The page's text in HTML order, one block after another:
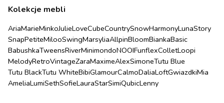
Kolekcje mebli
AriaMarieMinkoJulieLoveCubeCountrySnowHarmonyLunaStory
SnapPetiteMilooSwingMarsyliaAllpinBloomBiankaBasic
BabushkaTweensRiverMinimondoNOOIFunflexColletLoopi
MelodyRetroVintageZaraMaximeAlexSimoneTutu Blue
Tutu BlackTutu WhiteBibiGlamourCalmoDaliaLoftGwiazdkiMia
AmeliaLumiSethSofieLauraStarSimiQubicLenny